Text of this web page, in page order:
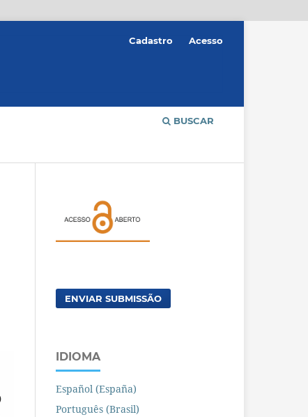
BUSCAR
Cadastro Acesso
ENVIAR SUBMISSÃO
IDIOMA
Español (España)
Português (Brasil)